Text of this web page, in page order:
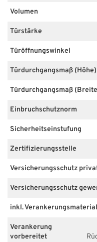
Volumen
Türstärke
Türöffnungswinkel
Türdurchgangsmaß (Höhe)
Türdurchgangsmaß
Einbruchschutznorm
Sicherheitseinstufung
Zertifizierungsstelle
Versicherungsschutz
Versicherungsschutz
inkl. Verankerungsmaterial
Verankerung
vorbereitet